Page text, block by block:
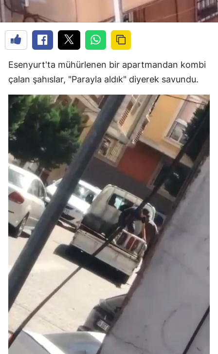
Esenyurt'ta mühürlenen bir apartmandan kombi
çalan şahıslar, "Parayla aldık" diyerek savundu.